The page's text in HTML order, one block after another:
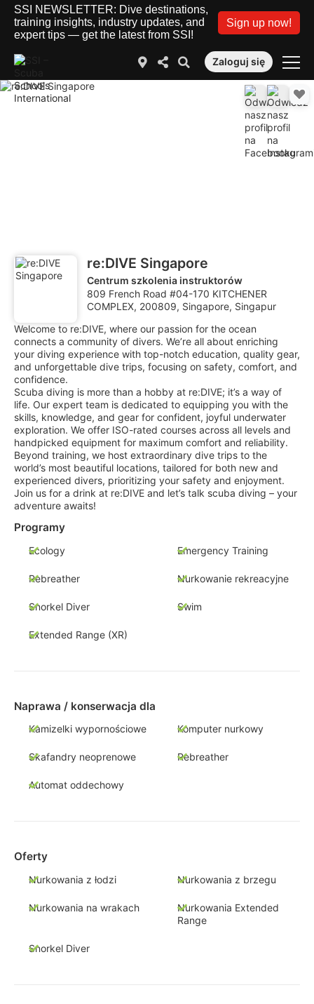
SSI NEWSLETTER: Dive destinations,
training insights, industry updates, and
expert tips — get the latest from SSI!
Sign up now!
Zaloguj się
re:DIVE Singapore
Centrum szkolenia instruktorów
809 French Road #04-170 KITCHENER
COMPLEX, 200809, Singapore, Singapur
Welcome to re:DIVE, where our passion for the ocean
connects a community of divers. We’re all about enriching
your diving experience with top-notch education, quality gear,
and unforgettable dive trips, focusing on safety, comfort, and
confidence.
Scuba diving is more than a hobby at re:DIVE; it’s a way of
life. Our expert team is dedicated to equipping you with the
skills, knowledge, and gear for confident, joyful underwater
exploration. We offer ISO-rated courses across all levels and
handpicked equipment for maximum comfort and reliability.
Beyond training, we host extraordinary dive trips to the
world’s most beautiful locations, tailored for both new and
experienced divers, prioritizing your safety and enjoyment.
Join us for a drink at re:DIVE and let’s talk scuba diving – your
adventure awaits!
Programy
Ecology Emergency Training
Rebreather Nurkowanie rekreacyjne
Snorkel Diver Swim
Extended Range (XR)
Naprawa / konserwacja dla
Kamizelki wypornościowe Komputer nurkowy
Skafandry neoprenowe Rebreather
Automat oddechowy
Oferty
Nurkowania z łodzi Nurkowania z brzegu
Nurkowania na wrakach
Nurkowania Extended
Range
Snorkel Diver